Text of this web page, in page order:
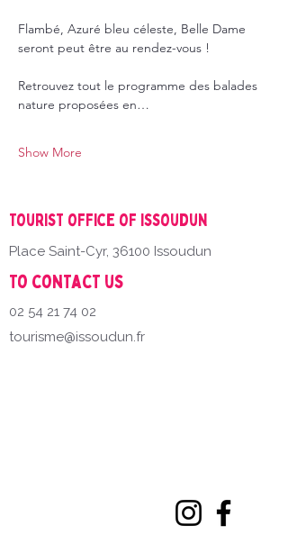
Flambé, Azuré bleu céleste, Belle Dame
seront peut être au rendez-vous !
Retrouvez tout le programme des balades
nature proposées en…
Show More
Tourist office of Issoudun
Place Saint-Cyr, 36100 Issoudun
To contact us
02 54 21 74 02
tourisme@issoudun.fr